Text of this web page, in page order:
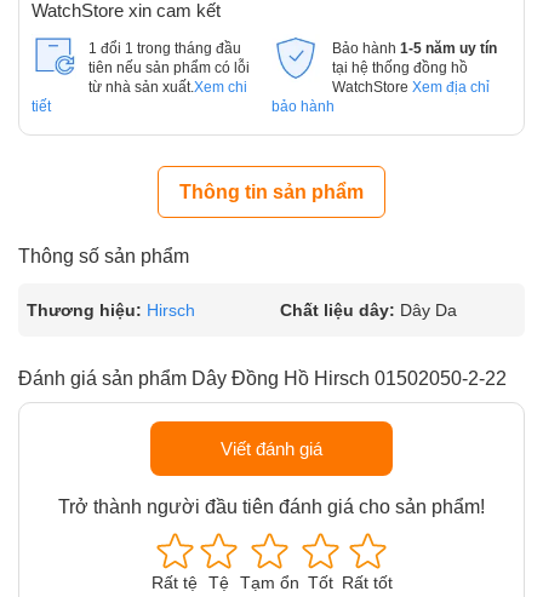
WatchStore xin cam kết
1 đổi 1 trong tháng đầu
tiên nếu sản phẩm có lỗi
từ nhà sản xuất. Xem chi
tiết
Bảo hành 1-5 năm uy tín
tại hệ thống đồng hồ
WatchStore Xem địa chỉ
bảo hành
Thông tin sản phẩm
Thông số sản phẩm
Thương hiệu: Hirsch Chất liệu dây: Dây Da
Đánh giá sản phẩm Dây Đồng Hồ Hirsch 01502050-2-22
Viết đánh giá
Trở thành người đầu tiên đánh giá cho sản phẩm!
Rất tệ Tệ Tạm ổn Tốt Rất tốt